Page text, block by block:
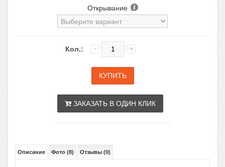
Открывание
Кол.:
ЗАКАЗАТЬ В ОДИН КЛИК
Описание Фото (8) Отзывы (0)